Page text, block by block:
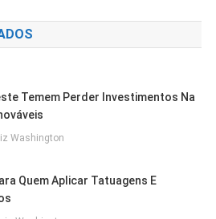
Temem Perder Investimentos Na
Washington
Quem Aplicar Tatuagens E